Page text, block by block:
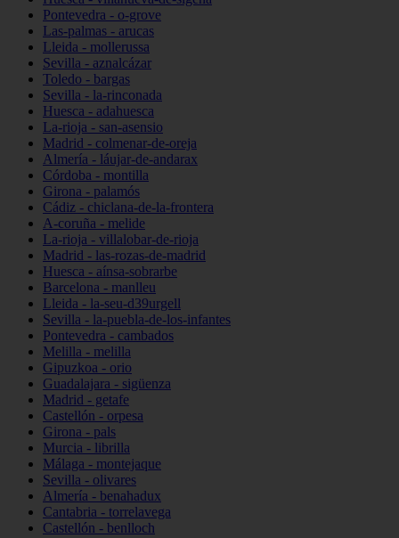
Pontevedra - o-grove
Las-palmas - arucas
Lleida - mollerussa
Sevilla - aznalcázar
Toledo - bargas
Sevilla - la-rinconada
Huesca - adahuesca
La-rioja - san-asensio
Madrid - colmenar-de-oreja
Almería - láujar-de-andarax
Córdoba - montilla
Girona - palamós
Cádiz - chiclana-de-la-frontera
A-coruña - melide
La-rioja - villalobar-de-rioja
Madrid - las-rozas-de-madrid
Huesca - aínsa-sobrarbe
Barcelona - manlleu
Lleida - la-seu-d39urgell
Sevilla - la-puebla-de-los-infantes
Pontevedra - cambados
Melilla - melilla
Gipuzkoa - orio
Guadalajara - sigüenza
Madrid - getafe
Castellón - orpesa
Girona - pals
Murcia - librilla
Málaga - montejaque
Sevilla - olivares
Almería - benahadux
Cantabria - torrelavega
Castellón - benlloch